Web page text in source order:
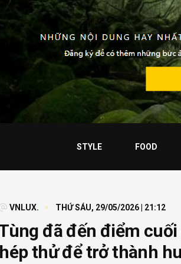
STYLE FOOD
VNLUX. THỨ SÁU, 29/05/2026 | 21:12
đã đến điểm
thử để trở thành